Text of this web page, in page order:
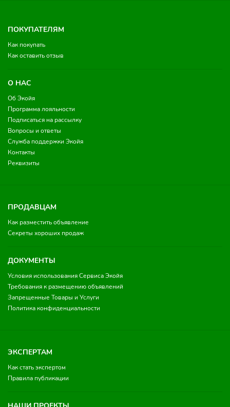
ПОКУПАТЕЛЯМ
Как покупать
Как оставить отзыв
О НАС
Об Экойя
Программа лояльности
Подписаться на рассылку
Вопросы и ответы
Служба поддержки Экойя
Контакты
Реквизиты
ПРОДАВЦАМ
Как разместить объявление
Секреты хороших продаж
ДОКУМЕНТЫ
Условия использования Сервиса Экойя
Требования к размещению объявлений
Запрещенные Товары и Услуги
Политика конфиденциальности
ЭКСПЕРТАМ
Как стать экспертом
Правила публикации